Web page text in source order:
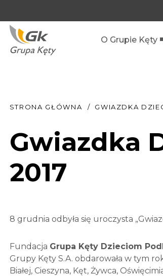
O Grupie Kęty
STRONA GŁÓWNA GWIAZDKA
Gwiazdka
2017
8 grudnia odbyła się uroczysta
Fundacja Grupa Kęty Dzieciom
Grupy Kęty S.A. obdarowała w tym
Białej, Cieszyna, Kęt, Żywca,